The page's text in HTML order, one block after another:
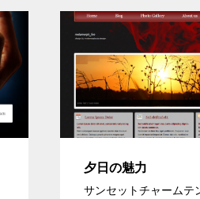
夕日の魅力
サンセットチャームテ